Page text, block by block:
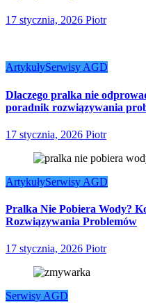
17 stycznia, 2026 Piotr
ArtykułySerwisy AGD
Dlaczego pralka nie
poradnik rozwiązywania
17 stycznia, 2026 Piotr
ArtykułySerwisy AGD
Pralka Nie Pobiera Wody?
Rozwiązywania Problemów
17 stycznia, 2026 Piotr
Serwisy AGD